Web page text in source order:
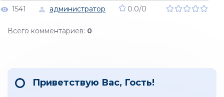
1541 администратор 0.0/0
Всего комментариев: 0
Приветствую Вас, Гость!